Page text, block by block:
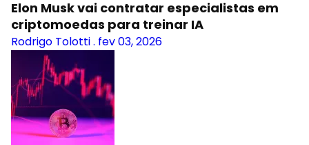
Elon Musk vai contratar especialistas em
criptomoedas para treinar IA
Rodrigo Tolotti. fev 03, 2026